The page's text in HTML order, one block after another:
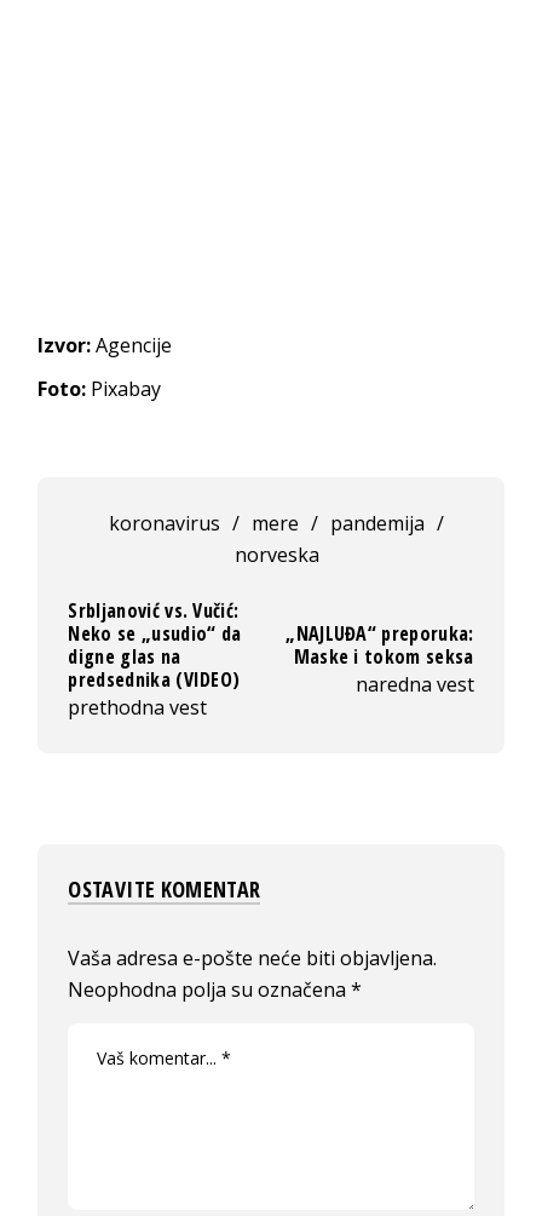
Izvor:Agencije
Foto: Pixabay
koronavirus / mere / pandemija /
norveska
Srbljanović vs. Vučić:
Neko se „usudio“ da
digne glas na
predsednika (VIDEO)
prethodna vest
„NAJLUĐA“ preporuka:
Maske i tokom seksa
naredna vest
OSTAVITE KOMENTAR
Vaša adresa e-pošte neće biti objavljena.
Neophodna polja su označena*